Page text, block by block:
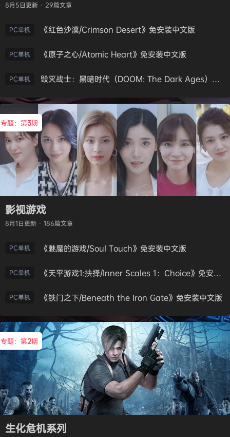
8月5日更新 · 29篇文章
PC单机 《红色沙漠/Crimson Desert》免安装中文版
PC单机 《原子之心/Atomic Heart》免安装中文版
PC单机 毁灭战士：黑暗时代（DOOM: The Dark Ages）免安装中文版
专题：第3期
影视游戏
8月1日更新 · 186篇文章
PC单机 《魅魔的游戏/Soul Touch》免安装中文版
PC单机 《天平游戏1:抉择/Inner Scales 1：Choice》免安装中文版
PC单机 《铁门之下/Beneath the Iron Gate》免安装中文版
专题：第2期
生化危机系列